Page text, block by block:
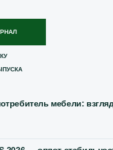
мебели: